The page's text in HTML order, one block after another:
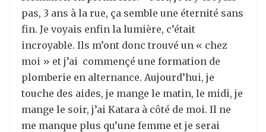
pas, 3 ans à la rue, ça semble une éternité sans
fin. Je voyais enfin la lumière, c’était
incroyable. Ils m’ont donc trouvé un « chez
moi » et j’ai commençé une formation de
plomberie en alternance. Aujourd’hui, je
touche des aides, je mange le matin, le midi, je
mange le soir, j’ai Katara à côté de moi. Il ne
me manque plus qu’une femme et je serai